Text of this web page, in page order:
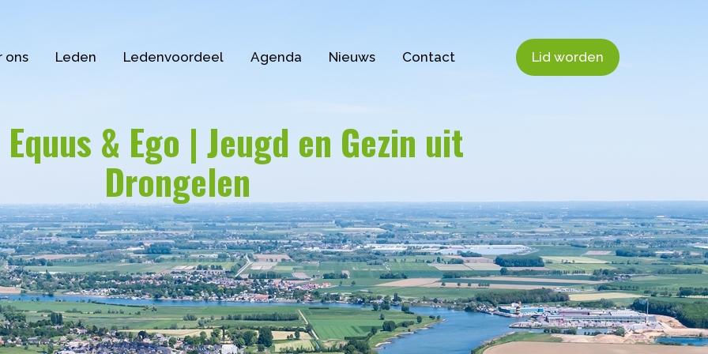
ons Leden Ledenvoordeel Agenda Nieuws Contact Lid worden
& Ego | Jeugd en Gezin uit
Drongelen